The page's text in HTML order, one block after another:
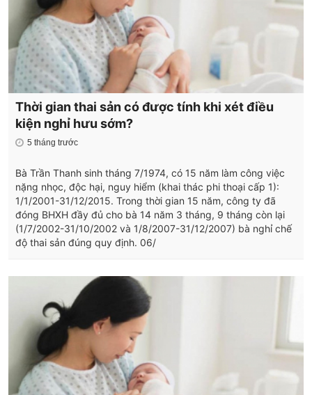
Thời gian thai sản có được tính khi xét điều
kiện nghỉ hưu sớm?
5 tháng trước
Bà Trần Thanh sinh tháng 7/1974, có 15 năm làm công việc
nặng nhọc, độc hại, nguy hiểm (khai thác phi thoại cấp 1):
1/1/2001-31/12/2015. Trong thời gian 15 năm, công ty đã
đóng BHXH đầy đủ cho bà 14 năm 3 tháng, 9 tháng còn lại
(1/7/2002-31/10/2002 và 1/8/2007-31/12/2007) bà nghỉ chế
độ thai sản đúng quy định. 06/